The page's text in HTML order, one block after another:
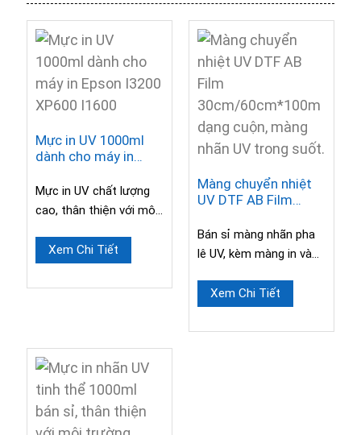
Mực in UV 1000ml
dành cho máy in
I1600
Mực in UV chất lượng
cao, thân thiện với môi
sáng rõ, bền màu...
Xem Chi Tiết
Màng chuyển nhiệt
UV DTF AB Film
dạng cuộn, màng
nhãn UV trong suốt.
Bán sỉ màng nhãn pha
lê UV, kèm màng in và
30cm hoặc 60cm. ...
Xem Chi Tiết